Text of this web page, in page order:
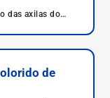
das axilas do
de